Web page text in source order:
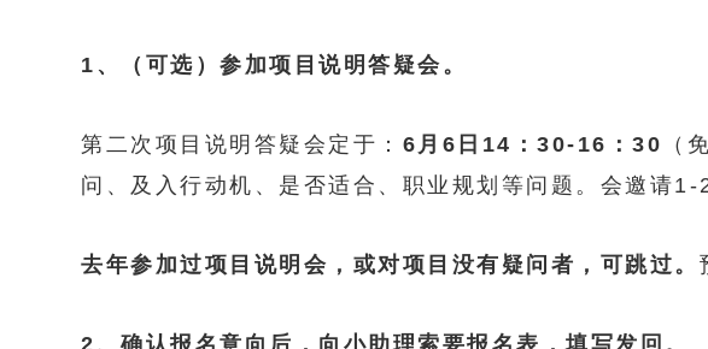
1、（可选）参加项目说明答疑会。
第二次项目说明答疑会定于： 6月6日14：30-16：30
（
问、及入行动机、是否适合、职业规划等问题。会邀请1-
去年参加过项目说明会，或对项目没有疑问者，可跳过。